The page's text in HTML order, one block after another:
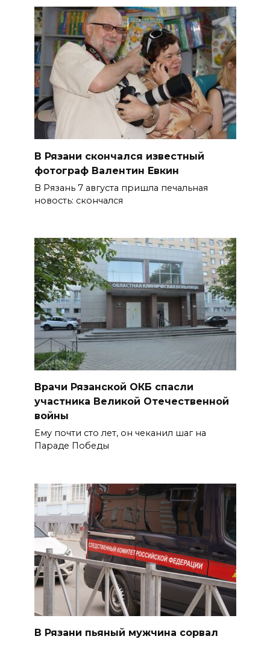
В Рязани скончался известный
фотограф Валентин Евкин
В Рязань 7 августа пришла печальная
новость: скончался
Врачи Рязанской ОКБ спасли
участника Великой Отечественной
войны
Ему почти сто лет, он чеканил шаг на
Параде Победы
В Рязани пьяный мужчина сорвал